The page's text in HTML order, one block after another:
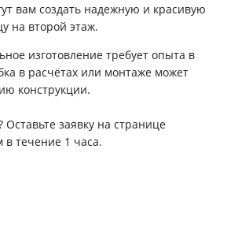
вам создать надежную и красивую
на второй этаж.
изготовление требует опыта в
в расчётах или монтаже может
конструкции.
Оставьте заявку на странице
течение 1 часа.